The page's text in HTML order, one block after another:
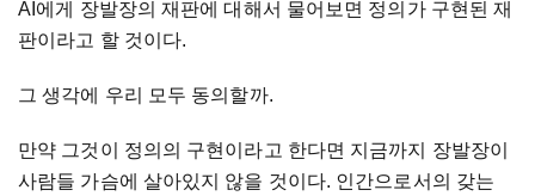
AI에게 장발장의 재판에 대해서 물어보면 정의가 구현된 재
판이라고 할 것이다.
그 생각에 우리 모두 동의할까.
만약 그것이 정의의 구현이라고 한다면 지금까지 장발장이
사람들 가슴에 살아있지 않을 것이다. 인간으로서의 갖는